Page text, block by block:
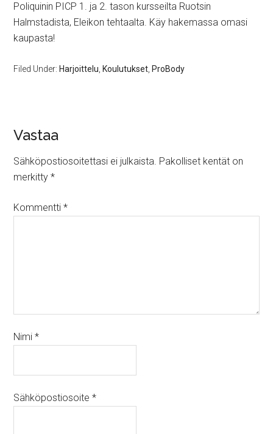
Poliquinin PICP 1. ja 2. tason kursseilta Ruotsin
Halmstadista, Eleikon tehtaalta. Käy hakemassa omasi
kaupasta!
Filed Under: Harjoittelu Koulutukset ProBody
Vastaa
Sähköpostiosoitettasi ei julkaista. Pakolliset kentät on
merkitty*
Kommentti*
Nimi*
Sähköpostiosoite*